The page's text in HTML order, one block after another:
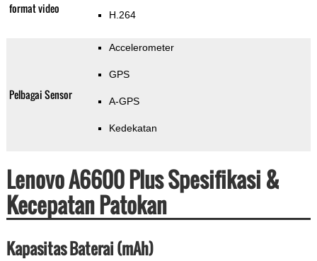
format video H.264
Pelbagai Sensor
Accelerometer
GPS
A-GPS
Kedekatan
Lenovo A6600 Plus Spesifikasi &
Kecepatan Patokan
Kapasitas Baterai (mAh)